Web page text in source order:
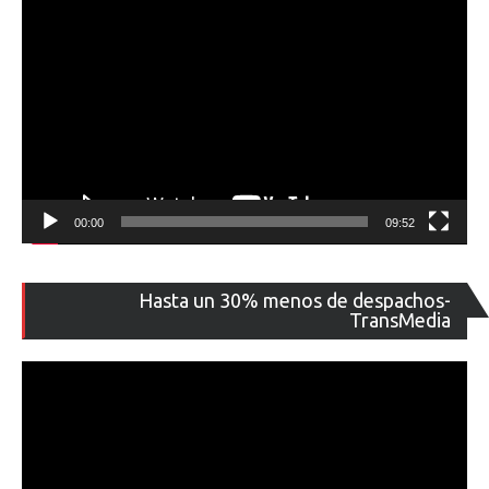
00:00 09:52
Hasta un 30% menos de despachos-
TransMedia
de